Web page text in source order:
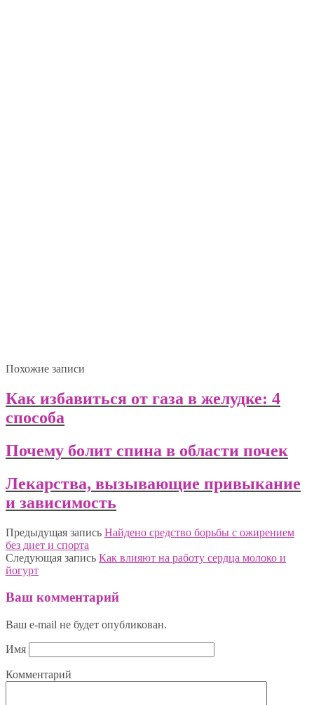
Похожие записи
Как избавиться от газа в желудке: 4
способа
Почему болит спина в области почек
Лекарства, вызывающие привыкание
и зависимость
Предыдущая запись Найдено средство борьбы с ожирением
без диет и спорта
Следующая запись Как влияют на работу сердца молоко и
йогурт
Ваш комментарий
Ваш e-mail не будет опубликован.
Имя
Комментарий